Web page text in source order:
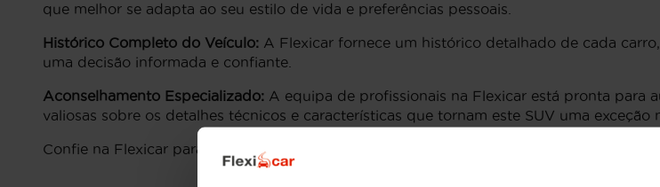
que melhor se adapta ao seu estilo de vida e preferências pessoais.
Histórico Completo do Veículo: A Flexicar fornece um histórico detalhado de cada
uma decisão informada e confiante.
Aconselhamento Especializado: A equipa de profissionais na Flexicar está pronta para
valiosas sobre os detalhes técnicos e características que tornam este SUV uma exceção
Confie na Flexicar para encontrar o Land Rover Range Rover Velar usado que